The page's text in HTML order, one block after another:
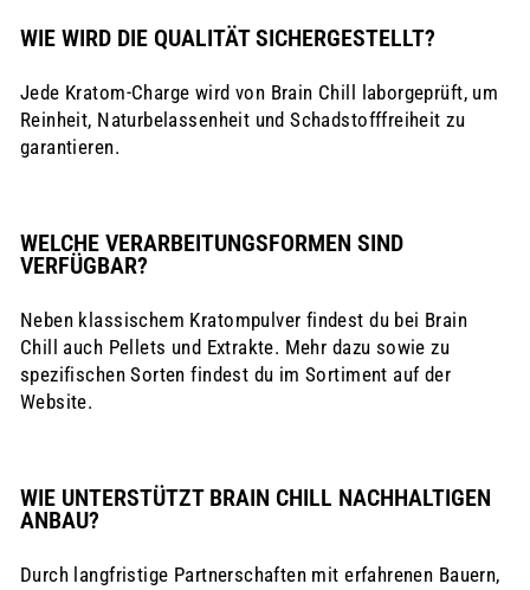
WIE WIRD DIE QUALITÄT SICHERGESTELLT?
Jede Kratom-Charge wird von Brain Chill laborgeprüft, um
Reinheit, Naturbelassenheit und Schadstofffreiheit zu
garantieren.
WELCHE VERARBEITUNGSFORMEN SIND
VERFÜGBAR?
Neben klassischem Kratompulver findest du bei Brain
Chill auch Pellets und Extrakte. Mehr dazu sowie zu
spezifischen Sorten findest du im Sortiment auf der
Website.
WIE UNTERSTÜTZT BRAIN CHILL NACHHALTIGEN
ANBAU?
Durch langfristige Partnerschaften mit erfahrenen Bauern,